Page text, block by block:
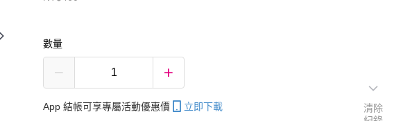
數量
App 結帳可享專屬活動優惠價 立即下載
清除